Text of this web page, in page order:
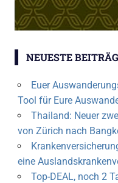
NEUESTE
Euer
Tool für Eure
Thailand: Neuer
von Zürich nach
eine
Top-DEAL, noch 2